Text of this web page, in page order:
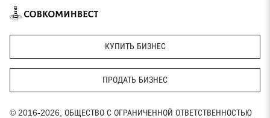
КУПИТЬ БИЗНЕС
ПРОДАТЬ БИЗНЕС
© 2016-2026, ОБЩЕСТВО С ОГРАНИЧЕННОЙ ОТВЕТСТВЕННОСТЬЮ